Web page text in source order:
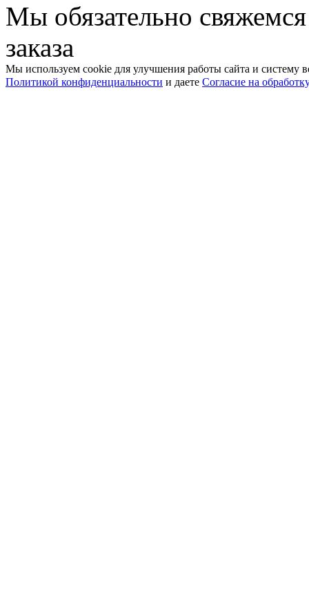
Мы обязательно
заказа
Мы используем cookie для улучшения работы сайта и систему
Политикой конфиденциальности и даете Согласие на